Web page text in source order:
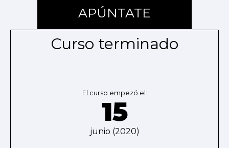
APÚNTATE
Curso terminado
El curso empezó el:
15
junio (2020)